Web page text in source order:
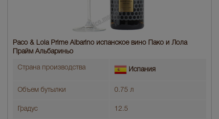
Paco & Lola Prime Albarino испанское вино Пако и Лола
Прайм Альбариньо
Страна производства Испания
Объем бутылки 0.75 л
Градус 12.5